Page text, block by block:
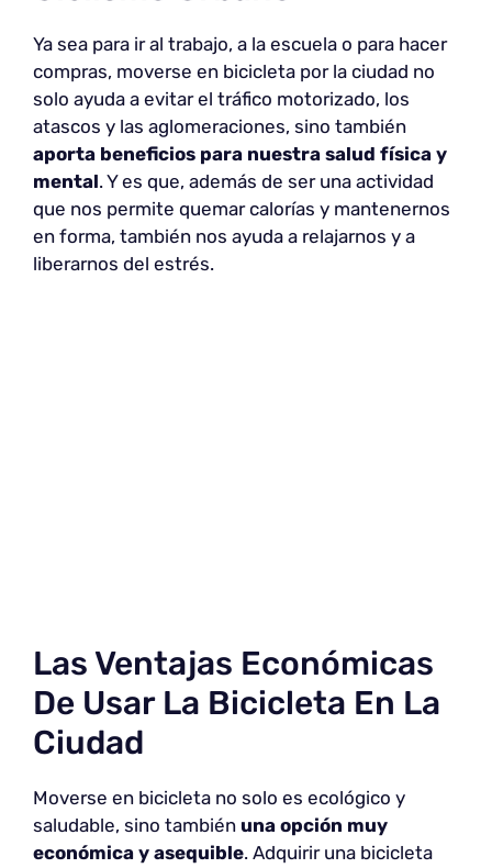
Ya sea para ir al trabajo, a la escuela o para hacer
compras, moverse en bicicleta por la ciudad no
solo ayuda a evitar el tráfico motorizado, los
atascos y las aglomeraciones, sino también
aporta beneficios para nuestra salud física y
mental. Y es que, además de ser una actividad
que nos permite quemar calorías y mantenernos
en forma, también nos ayuda a relajarnos y a
liberarnos del estrés.
Las Ventajas Económicas
De Usar La Bicicleta En La
Ciudad
Moverse en bicicleta no solo es ecológico y
saludable, sino también una opción muy
económica y asequible. Adquirir una bicicleta